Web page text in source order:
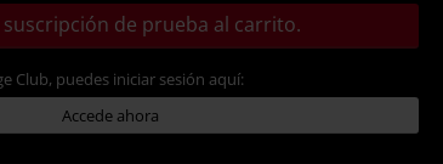
suscripción de prueba al carrito.
Club, puedes iniciar sesión aquí:
Accede ahora